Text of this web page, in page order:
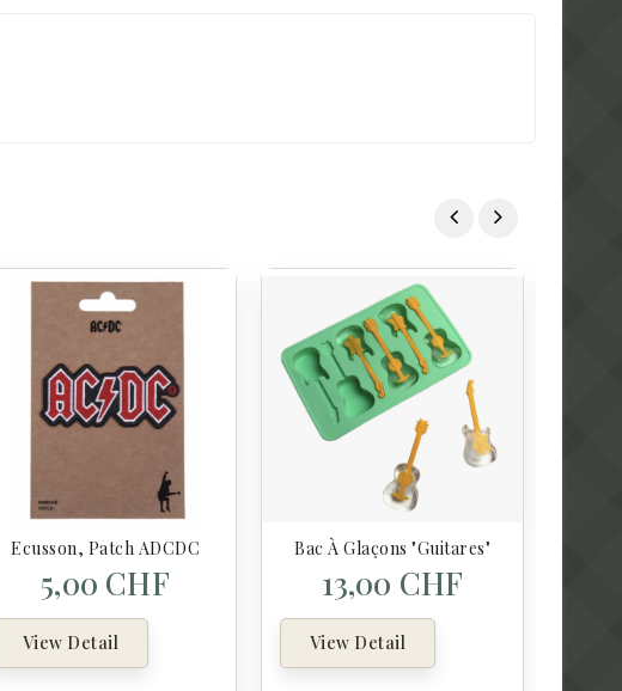
Ecusson, Patch ADCDC
5,00 CHF
View Detail
Bac À Glaçons "Guitares"
13,00 CHF
View Detail